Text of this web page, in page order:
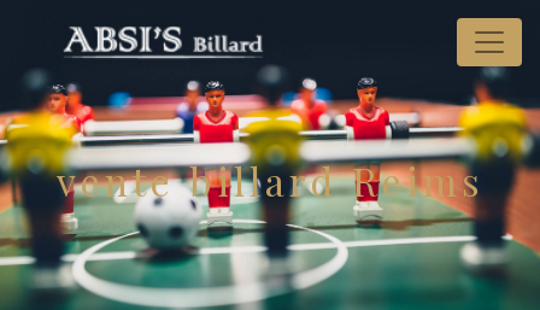
vente billard Reims